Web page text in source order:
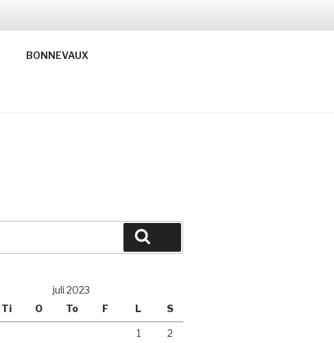
BONNEVAUX
juli 2023
Ti O To F L S
1
2